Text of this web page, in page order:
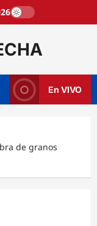
En VIVO
de granos